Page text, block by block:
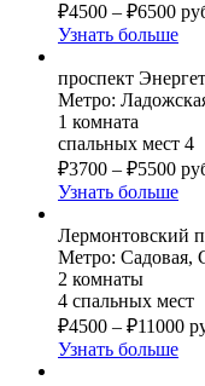
₽4500 – ₽6500
Узнать больше
проспект
Метро:
1 комната
спальных мест 4
₽3700 – ₽5500
Узнать больше
Лермонтовский
Метро: Садовая,
2 комнаты
4 спальных мест
₽4500 – ₽11000
Узнать больше